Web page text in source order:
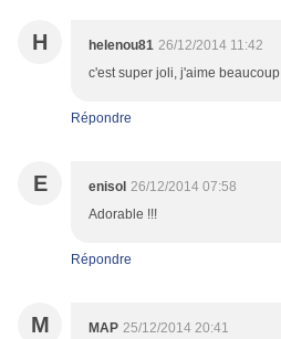
H helenou81 26/12/2014 11:42
c'est super joli, j'aime beaucoup
Répondre
E enisol 26/12/2014 07:58
Adorable !!!
Répondre
M MAP 25/12/2014 20:41